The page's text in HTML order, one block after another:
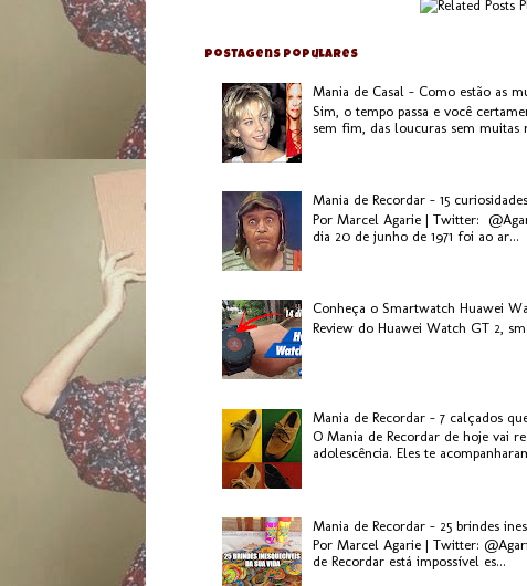
Postagens populares
Mania de Casal - Como estão as
Sim, o tempo passa e você
sem fim, das loucuras sem muitas
Mania de Recordar - 15
Por Marcel Agarie | Twitter:
dia 20 de junho de 1971 foi ao ar...
Conheça o Smartwatch Huawei
Review do Huawei Watch GT 2,
Mania de Recordar - 7 calçados
O Mania de Recordar de hoje vai
adolescência. Eles te
Mania de Recordar - 25 brindes
Por Marcel Agarie | Twitter:
de Recordar está impossível es...